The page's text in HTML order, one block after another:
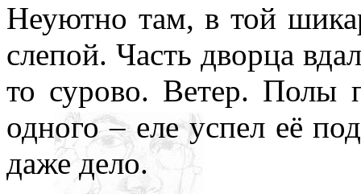
Неуютно там, в той
слепой. Часть дворца
то сурово. Ветер. Полы
одного – еле успел её
даже дело.